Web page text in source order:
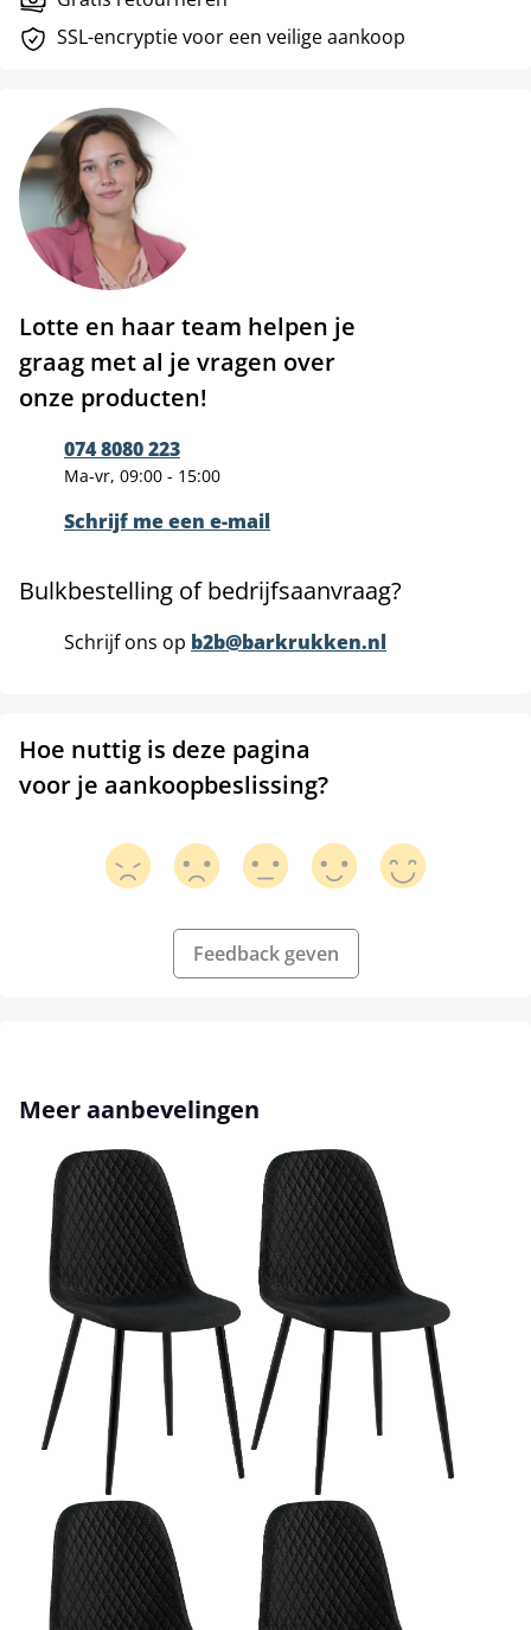
SSL-encryptie voor een veilige aankoop
Lotte en haar team helpen je
graag met al je vragen over
onze producten!
074 8080 223
Ma-vr, 09:00 - 15:00
Schrijf me een e-mail
Bulkbestelling of bedrijfsaanvraag?
Schrijf ons op b2b@barkrukken.nl
Hoe nuttig is deze pagina
voor je aankoopbeslissing?
Feedback geven
Productgalerij overslaan
Meer aanbevelingen